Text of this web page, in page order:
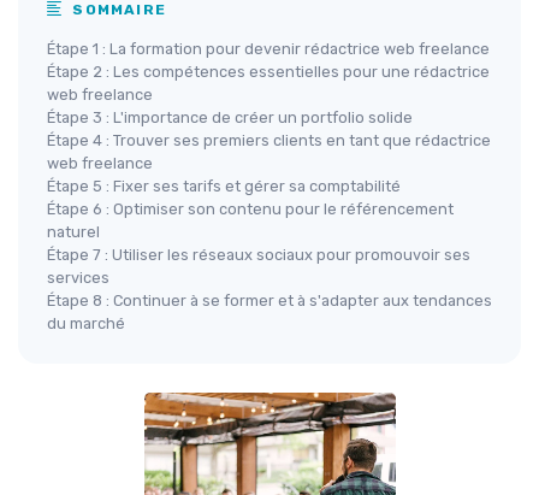
SOMMAIRE
Étape 1 : La formation pour devenir rédactrice web freelance
Étape 2 : Les compétences essentielles pour une rédactrice
web freelance
Étape 3 : L'importance de créer un portfolio solide
Étape 4 : Trouver ses premiers clients en tant que rédactrice
web freelance
Étape 5 : Fixer ses tarifs et gérer sa comptabilité
Étape 6 : Optimiser son contenu pour le référencement
naturel
Étape 7 : Utiliser les réseaux sociaux pour promouvoir ses
services
Étape 8 : Continuer à se former et à s'adapter aux tendances
du marché